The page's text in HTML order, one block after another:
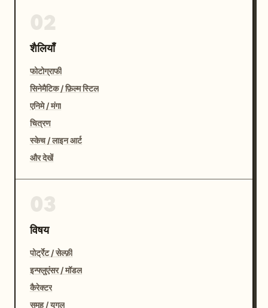
शैलियाँ
फोटोग्राफी
सिनेमैटिक / फ़िल्म स्टिल
एनिमे / मंगा
चित्रण
स्केच / लाइन आर्ट
और देखें
विषय
पोर्ट्रेट / सेल्फ़ी
इन्फ्लुएंसर / मॉडल
कैरेक्टर
समूह / युगल